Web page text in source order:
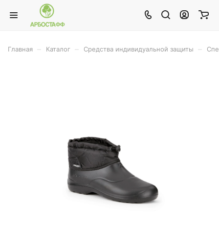
Главная Каталог Средства индивидуальной защиты